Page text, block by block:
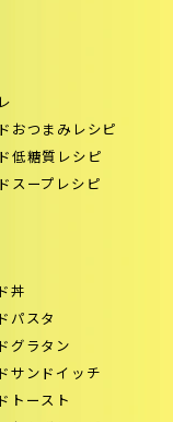
おつまみレシピ
低糖質レシピ
スープレシピ
丼
パスタ
グラタン
サンドイッチ
トースト